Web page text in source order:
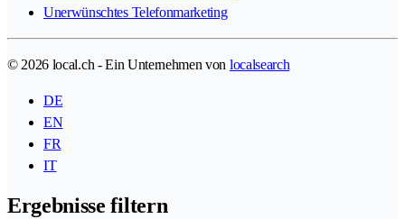
Unerwünschtes Telefonmarketing
© 2026 local.ch - Ein Unternehmen von localsearch
DE
EN
FR
IT
Ergebnisse filtern